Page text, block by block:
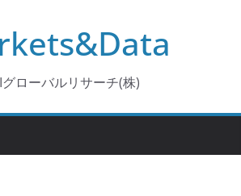
ローバルリサーチ(株)